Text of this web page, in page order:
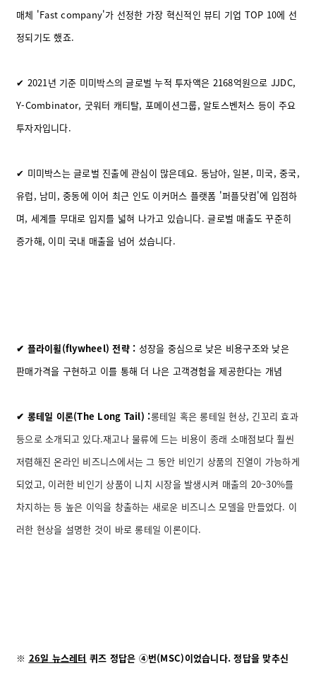
매체 'Fast company'가 선정한 가장 혁신적인 뷰티 기업 TOP 10에 선
정되기도 했죠.
✔ 2021년 기준 미미박스의 글로벌 누적 투자액은 2168억원으로 JJDC,
Y-Combinator, 굿워터 캐티탈, 포메이션그룹, 알토스벤처스 등이 주요
투자자입니다.
✔ 미미박스는 글로벌 진출에 관심이 많은데요. 동남아, 일본, 미국, 중국,
유럽, 남미, 중동에 이어 최근 인도 이커머스 플랫폼 '퍼플닷컴'에 입점하
며, 세계를 무대로 입지를 넓혀 나가고 있습니다. 글로벌 매출도 꾸준히
증가해, 이미 국내 매출을 넘어 섰습니다.
✔ 플라이휠(flywheel) 전략 : 성장을 중심으로 낮은 비용구조와 낮은
판매가격을 구현하고 이를 통해 더 나은 고객경험을 제공한다는 개념
✔ 롱테일 이론(The Long Tail) :롱테일 혹은롱테일 현상, 긴꼬리 효과
등으로 소개되고 있다.재고나 물류에 드는 비용이 종래 소매점보다 훨씬
저렴해진 온라인 비즈니스에서는 그 동안 비인기 상품의 진열이 가능하게
되었고, 이러한 비인기 상품이 니치 시장을 발생시켜 매출의 20~30%를
차지하는 등 높은 이익을 창출하는 새로운 비즈니스 모델을 만들었다. 이
러한 현상을 설명한 것이 바로 롱테일 이론이다.
※ 26일 뉴스레터 퀴즈 정답은 ④번(MSC)이었습니다. 정답을 맞추신